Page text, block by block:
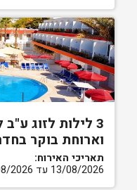
3 לילות לזוג ע"ב
וארוחת בוקר
תאריכי האירוח:
13/08/2026 עד 16/08/2026